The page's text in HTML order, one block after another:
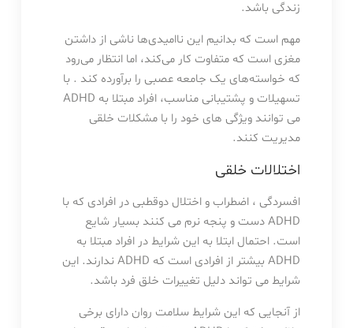
زندگی باشد.
مهم است که بدانیم این ناامیدی‌ها ناشی از داشتن
مغزی است که متفاوت کار می‌کند، اما انتظار می‌رود
که خواسته‌های یک جامعه عصبی را برآورده کند . با
تسهیلات و پشتیبانی مناسب، افراد مبتلا به ADHD
می توانند ویژگی های خود را با مشکلات خلقی
مدیریت کنند.
اختلالات خلقی
افسردگی ، اضطراب و اختلال دوقطبی در افرادی که با
ADHD دست و پنجه نرم می کنند بسیار شایع
است. احتمال ابتلا به این شرایط در افراد مبتلا به
ADHD بیشتر از افرادی است که ADHD ندارند. این
شرایط می تواند دلیل تغییرات خلق فرد باشد.
از آنجایی که این شرایط سلامت روان دارای برخی